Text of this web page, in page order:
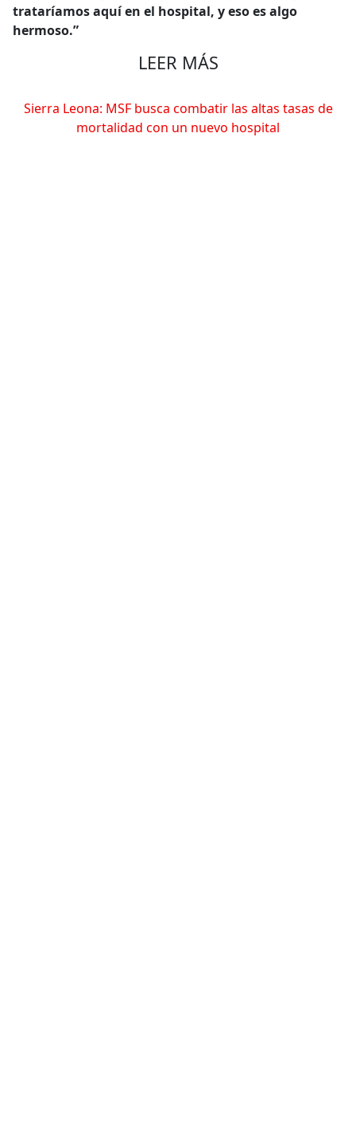
trataríamos aquí en el hospital, y eso es algo
hermoso.”
LEER MÁS
Sierra Leona: MSF busca combatir las altas tasas de
mortalidad con un nuevo hospital